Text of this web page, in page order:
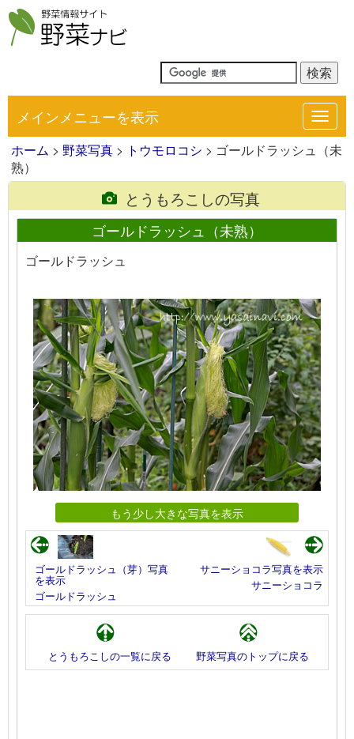
メインメニューを表示
ホーム > 野菜写真 > トウモロコシ > ゴールドラッシュ（未
熟）
とうもろこしの写真
ゴールドラッシュ（未熟）
ゴールドラッシュ
もう少し大きな写真を表示
ゴールドラッシュ（芽）写真
を表示
ゴールドラッシュ
サニーショコラ写真を表示
サニーショコラ
とうもろこしの一覧に戻る 野菜写真のトップに戻る